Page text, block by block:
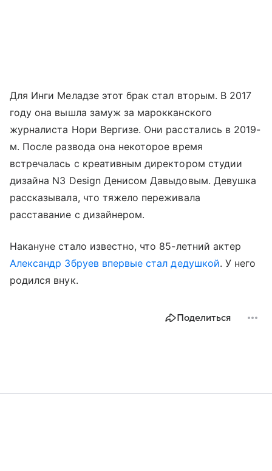
Для Инги Меладзе этот брак стал вторым. В 2017
году она вышла замуж за марокканского
журналиста Нори Вергизе. Они расстались в 2019-
м. После развода она некоторое время
встречалась с креативным директором студии
дизайна N3 Design Денисом Давыдовым. Девушка
рассказывала, что тяжело переживала
расставание с дизайнером.
Накануне стало известно, что 85-летний актер
Александр Збруев впервые стал дедушкой. У него
родился внук.
Поделиться